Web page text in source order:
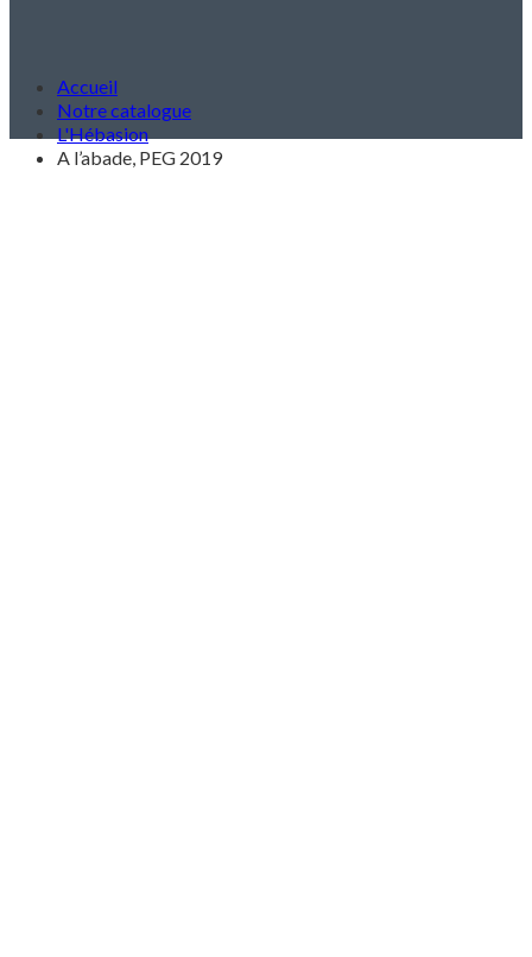
Accueil
Notre catalogue
L'Hébasion
A l’abade, PEG 2019